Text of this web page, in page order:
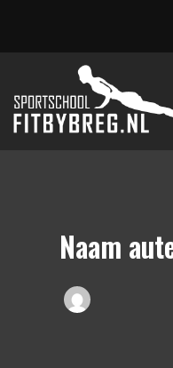
inhoud
Naam